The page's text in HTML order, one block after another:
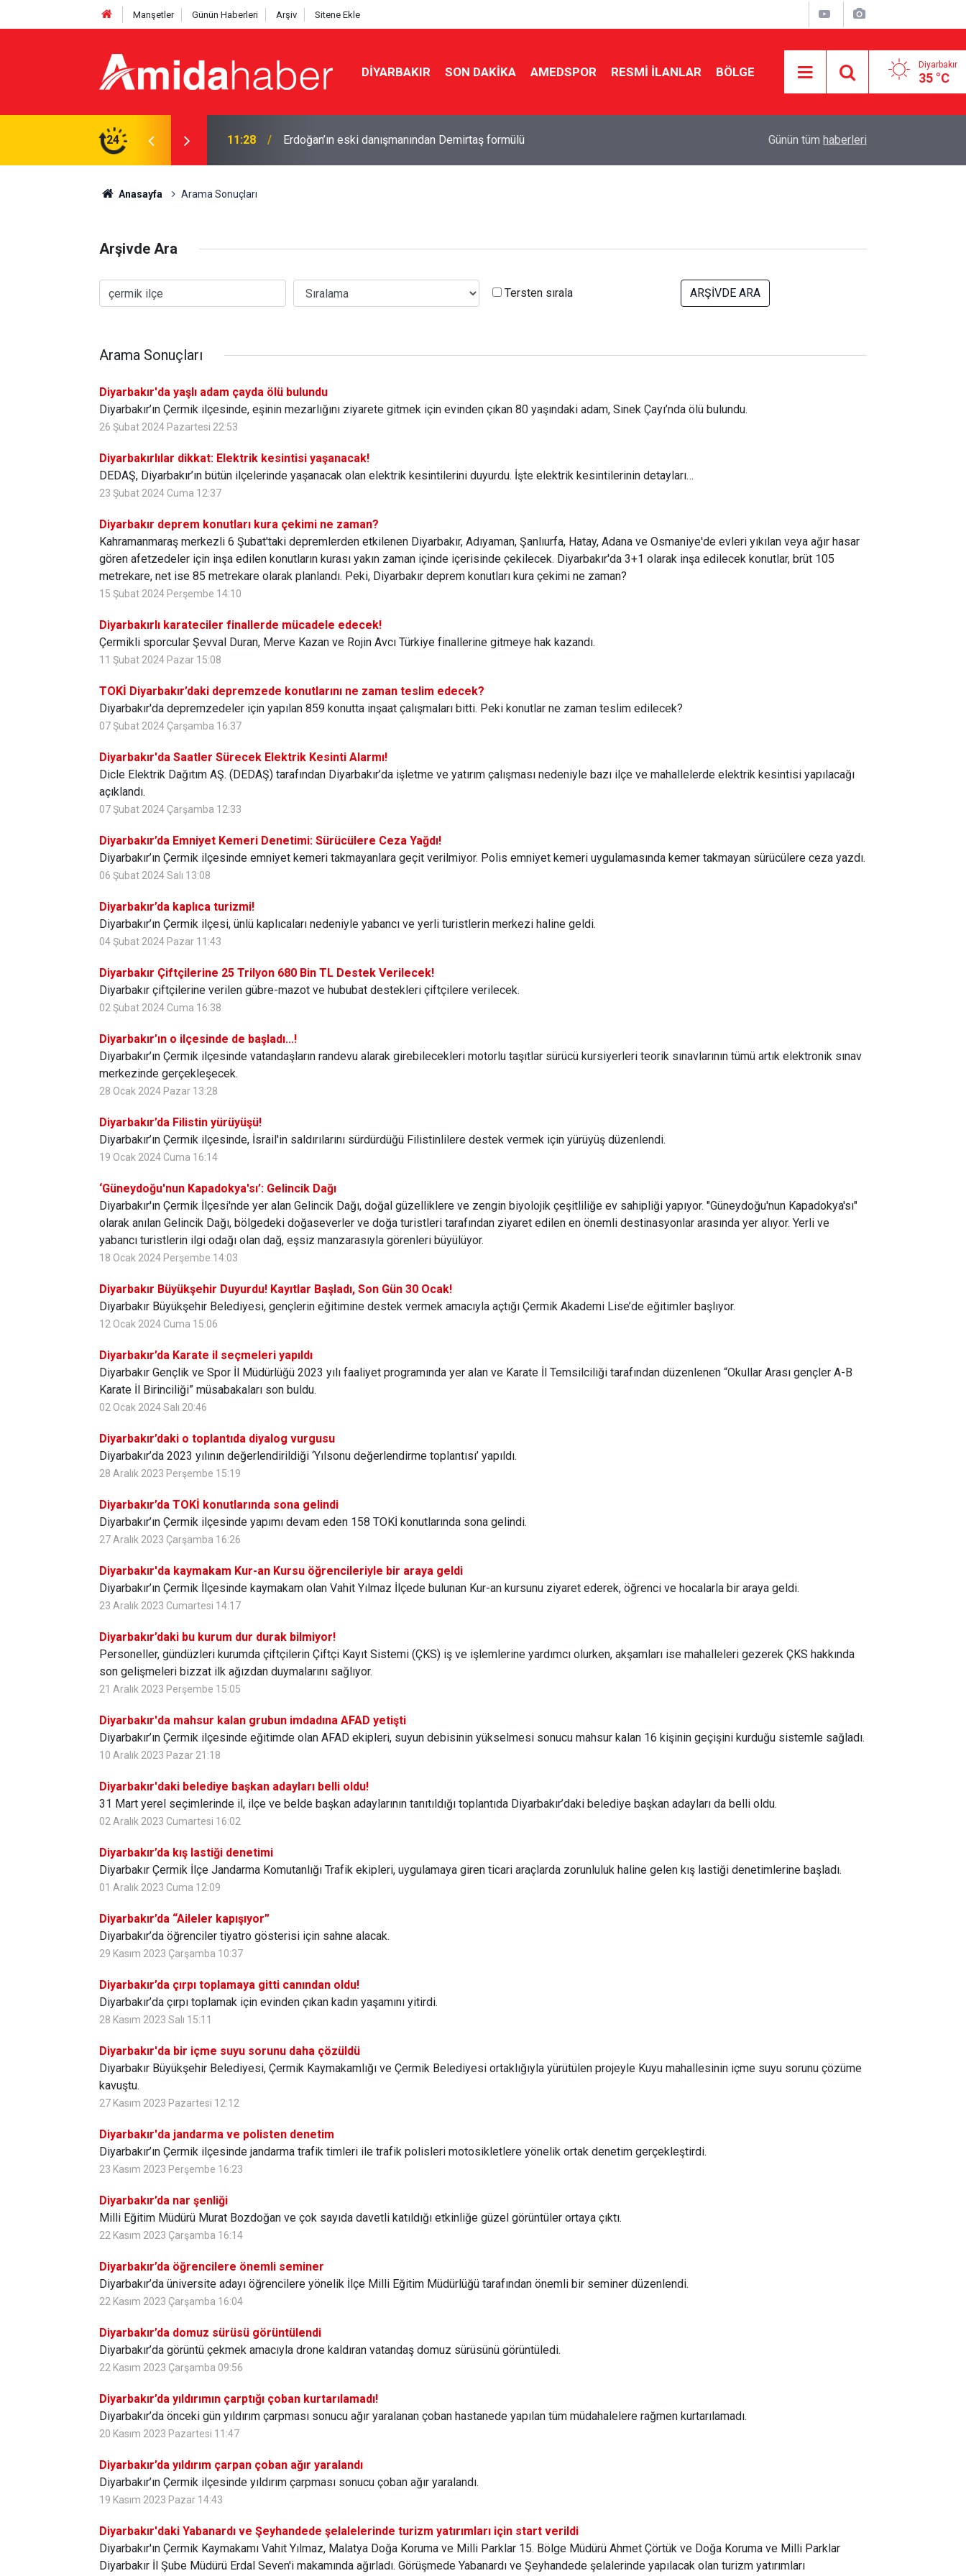
Manşetler Günün Haberleri Arşiv Sitene Ekle
DIYARBAKIR SON DAKIKA AMEDSPOR RESMI İLANLAR BÖLGE Diyarbakır
35 °C
24 11:17 Adana'da tünel göçüğü: 2 işçi hayatını kaybetti İndirimden üç gün sonra zam geldi
Günün tüm haberleri
Anasayfa Arama Sonuçları
Arşivde Ara
Tersten sırala ARŞİVDE ARA
Arama Sonuçları
Diyarbakır'da yaşlı adam çayda ölü bulundu
Diyarbakır’ın Çermik ilçesinde, eşinin mezarlığını ziyarete gitmek için evinden çıkan 80 yaşındaki adam, Sinek Çayı’nda ölü bulundu.
26 Şubat 2024 Pazartesi 22:53
Diyarbakırlılar dikkat: Elektrik kesintisi yaşanacak!
DEDAŞ, Diyarbakır’ın bütün ilçelerinde yaşanacak olan elektrik kesintilerini duyurdu. İşte elektrik kesintilerinin detayları…
23 Şubat 2024 Cuma 12:37
Diyarbakır deprem konutları kura çekimi ne zaman?
Kahramanmaraş merkezli 6 Şubat'taki depremlerden etkilenen Diyarbakır, Adıyaman, Şanlıurfa, Hatay, Adana ve Osmaniye'de evleri yıkılan veya ağır hasar
gören afetzedeler için inşa edilen konutların kurası yakın zaman içinde içerisinde çekilecek. Diyarbakır'da 3+1 olarak inşa edilecek konutlar, brüt 105
metrekare, net ise 85 metrekare olarak planlandı. Peki, Diyarbakır deprem konutları kura çekimi ne zaman?
15 Şubat 2024 Perşembe 14:10
Diyarbakırlı karateciler finallerde mücadele edecek!
Çermikli sporcular Şevval Duran, Merve Kazan ve Rojin Avcı Türkiye finallerine gitmeye hak kazandı.
11 Şubat 2024 Pazar 15:08
TOKİ Diyarbakır’daki depremzede konutlarını ne zaman teslim edecek?
Diyarbakır'da depremzedeler için yapılan 859 konutta inşaat çalışmaları bitti. Peki konutlar ne zaman teslim edilecek?
07 Şubat 2024 Çarşamba 16:37
Diyarbakır'da Saatler Sürecek Elektrik Kesinti Alarmı!
Dicle Elektrik Dağıtım AŞ. (DEDAŞ) tarafından Diyarbakır’da işletme ve yatırım çalışması nedeniyle bazı ilçe ve mahallelerde elektrik kesintisi yapılacağı
açıklandı.
07 Şubat 2024 Çarşamba 12:33
Diyarbakır’da Emniyet Kemeri Denetimi: Sürücülere Ceza Yağdı!
Diyarbakır’ın Çermik ilçesinde emniyet kemeri takmayanlara geçit verilmiyor. Polis emniyet kemeri uygulamasında kemer takmayan sürücülere ceza yazdı.
06 Şubat 2024 Salı 13:08
Diyarbakır’da kaplıca turizmi!
Diyarbakır’ın Çermik ilçesi, ünlü kaplıcaları nedeniyle yabancı ve yerli turistlerin merkezi haline geldi.
04 Şubat 2024 Pazar 11:43
Diyarbakır Çiftçilerine 25 Trilyon 680 Bin TL Destek Verilecek!
Diyarbakır çiftçilerine verilen gübre-mazot ve hububat destekleri çiftçilere verilecek.
02 Şubat 2024 Cuma 16:38
Diyarbakır’ın o ilçesinde de başladı...!
Diyarbakır’ın Çermik ilçesinde vatandaşların randevu alarak girebilecekleri motorlu taşıtlar sürücü kursiyerleri teorik sınavlarının tümü artık elektronik sınav
merkezinde gerçekleşecek.
28 Ocak 2024 Pazar 13:28
Diyarbakır’da Filistin yürüyüşü!
Diyarbakır’ın Çermik ilçesinde, İsrail'in saldırılarını sürdürdüğü Filistinlilere destek vermek için yürüyüş düzenlendi.
19 Ocak 2024 Cuma 16:14
‘Güneydoğu'nun Kapadokya'sı’: Gelincik Dağı
Diyarbakır'ın Çermik İlçesi'nde yer alan Gelincik Dağı, doğal güzelliklere ve zengin biyolojik çeşitliliğe ev sahipliği yapıyor. "Güneydoğu'nun Kapadokya'sı"
olarak anılan Gelincik Dağı, bölgedeki doğaseverler ve doğa turistleri tarafından ziyaret edilen en önemli destinasyonlar arasında yer alıyor. Yerli ve
yabancı turistlerin ilgi odağı olan dağ, eşsiz manzarasıyla görenleri büyülüyor.
18 Ocak 2024 Perşembe 14:03
Diyarbakır Büyükşehir Duyurdu! Kayıtlar Başladı, Son Gün 30 Ocak!
Diyarbakır Büyükşehir Belediyesi, gençlerin eğitimine destek vermek amacıyla açtığı Çermik Akademi Lise’de eğitimler başlıyor.
12 Ocak 2024 Cuma 15:06
Diyarbakır’da Karate il seçmeleri yapıldı
Diyarbakır Gençlik ve Spor İl Müdürlüğü 2023 yılı faaliyet programında yer alan ve Karate İl Temsilciliği tarafından düzenlenen “Okullar Arası gençler A-B
Karate İl Birinciliği” müsabakaları son buldu.
02 Ocak 2024 Salı 20:46
Diyarbakır’daki o toplantıda diyalog vurgusu
Diyarbakır’da 2023 yılının değerlendirildiği ‘Yılsonu değerlendirme toplantısı’ yapıldı.
28 Aralık 2023 Perşembe 15:19
Diyarbakır’da TOKİ konutlarında sona gelindi
Diyarbakır’ın Çermik ilçesinde yapımı devam eden 158 TOKİ konutlarında sona gelindi.
27 Aralık 2023 Çarşamba 16:26
Diyarbakır'da kaymakam Kur-an Kursu öğrencileriyle bir araya geldi
Diyarbakır’ın Çermik İlçesinde kaymakam olan Vahit Yılmaz İlçede bulunan Kur-an kursunu ziyaret ederek, öğrenci ve hocalarla bir araya geldi.
23 Aralık 2023 Cumartesi 14:17
Diyarbakır’daki bu kurum dur durak bilmiyor!
Personeller, gündüzleri kurumda çiftçilerin Çiftçi Kayıt Sistemi (ÇKS) iş ve işlemlerine yardımcı olurken, akşamları ise mahalleleri gezerek ÇKS hakkında
son gelişmeleri bizzat ilk ağızdan duymalarını sağlıyor.
21 Aralık 2023 Perşembe 15:05
Diyarbakır'da mahsur kalan grubun imdadına AFAD yetişti
Diyarbakır’ın Çermik ilçesinde eğitimde olan AFAD ekipleri, suyun debisinin yükselmesi sonucu mahsur kalan 16 kişinin geçişini kurduğu sistemle sağladı.
10 Aralık 2023 Pazar 21:18
Diyarbakır'daki belediye başkan adayları belli oldu!
31 Mart yerel seçimlerinde il, ilçe ve belde başkan adaylarının tanıtıldığı toplantıda Diyarbakır’daki belediye başkan adayları da belli oldu.
02 Aralık 2023 Cumartesi 16:02
Diyarbakır’da kış lastiği denetimi
Diyarbakır Çermik İlçe Jandarma Komutanlığı Trafik ekipleri, uygulamaya giren ticari araçlarda zorunluluk haline gelen kış lastiği denetimlerine başladı.
01 Aralık 2023 Cuma 12:09
Diyarbakır’da “Aileler kapışıyor”
Diyarbakır’da öğrenciler tiyatro gösterisi için sahne alacak.
29 Kasım 2023 Çarşamba 10:37
Diyarbakır’da çırpı toplamaya gitti canından oldu!
Diyarbakır’da çırpı toplamak için evinden çıkan kadın yaşamını yitirdi.
28 Kasım 2023 Salı 15:11
Diyarbakır'da bir içme suyu sorunu daha çözüldü
Diyarbakır Büyükşehir Belediyesi, Çermik Kaymakamlığı ve Çermik Belediyesi ortaklığıyla yürütülen projeyle Kuyu mahallesinin içme suyu sorunu çözüme
kavuştu.
27 Kasım 2023 Pazartesi 12:12
Diyarbakır'da jandarma ve polisten denetim
Diyarbakır’ın Çermik ilçesinde jandarma trafik timleri ile trafik polisleri motosikletlere yönelik ortak denetim gerçekleştirdi.
23 Kasım 2023 Perşembe 16:23
Diyarbakır’da nar şenliği
Milli Eğitim Müdürü Murat Bozdoğan ve çok sayıda davetli katıldığı etkinliğe güzel görüntüler ortaya çıktı.
22 Kasım 2023 Çarşamba 16:14
Diyarbakır’da öğrencilere önemli seminer
Diyarbakır’da üniversite adayı öğrencilere yönelik İlçe Milli Eğitim Müdürlüğü tarafından önemli bir seminer düzenlendi.
22 Kasım 2023 Çarşamba 16:04
Diyarbakır’da domuz sürüsü görüntülendi
Diyarbakır’da görüntü çekmek amacıyla drone kaldıran vatandaş domuz sürüsünü görüntüledi.
22 Kasım 2023 Çarşamba 09:56
Diyarbakır’da yıldırımın çarptığı çoban kurtarılamadı!
Diyarbakır’da önceki gün yıldırım çarpması sonucu ağır yaralanan çoban hastanede yapılan tüm müdahalelere rağmen kurtarılamadı.
20 Kasım 2023 Pazartesi 11:47
Diyarbakır’da yıldırım çarpan çoban ağır yaralandı
Diyarbakır’ın Çermik ilçesinde yıldırım çarpması sonucu çoban ağır yaralandı.
19 Kasım 2023 Pazar 14:43
Diyarbakır'daki Yabanardı ve Şeyhandede şelalelerinde turizm yatırımları için start verildi
Diyarbakır'ın Çermik Kaymakamı Vahit Yılmaz, Malatya Doğa Koruma ve Milli Parklar 15. Bölge Müdürü Ahmet Çörtük ve Doğa Koruma ve Milli Parklar
Diyarbakır İl Şube Müdürü Erdal Seven'i makamında ağırladı. Görüşmede Yabanardı ve Şeyhandede şelalerinde yapılacak olan turizm yatırımları